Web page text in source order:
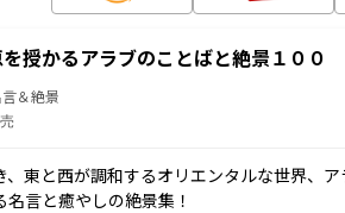
授かるアラブのことばと絶景１００
＆絶景
、東と西が調和するオリエンタルな世界、
名言と癒やしの絶景集！